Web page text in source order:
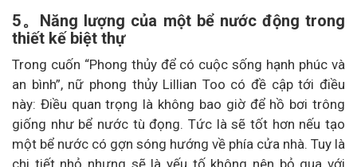
5。Năng lượng của một bể nước động trong
thiết kế biệt thự
Trong cuốn “Phong thủy để có cuộc sống hạnh phúc và
an bình”, nữ phong thủy Lillian Too có đề cập tới điều
này: Điều quan trọng là không bao giờ để hồ bơi trông
giống như bể nước tù đọng. Tức là sẽ tốt hơn nếu tạo
một bể nước có gợn sóng hướng về phía cửa nhà. Tuy là
chi tiết nhỏ nhưng sẽ là yếu tố không nên bỏ qua với